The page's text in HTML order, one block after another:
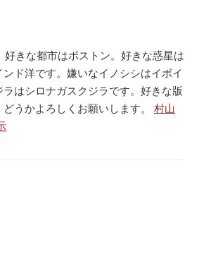
好きな都市はボストン。好きな惑星は
ド洋です。嫌いなイノシシはイボイ
はシロナガスクジラです。好きな版
うかよろしくお願いします。 村山